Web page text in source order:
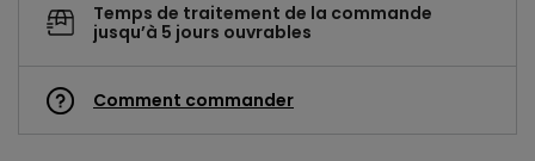
Temps de traitement de la commande
jusqu’à 5 jours ouvrables
Comment commander